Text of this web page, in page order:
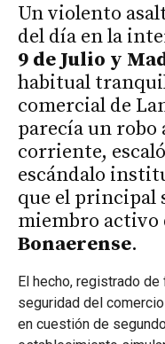
Un violento
del día en la
9 de Julio y
habitual
comercial de
parecía un robo
corriente,
escándalo
que el principal
miembro activo
Bonaerense.
El hecho, registrado
seguridad del
en cuestión de